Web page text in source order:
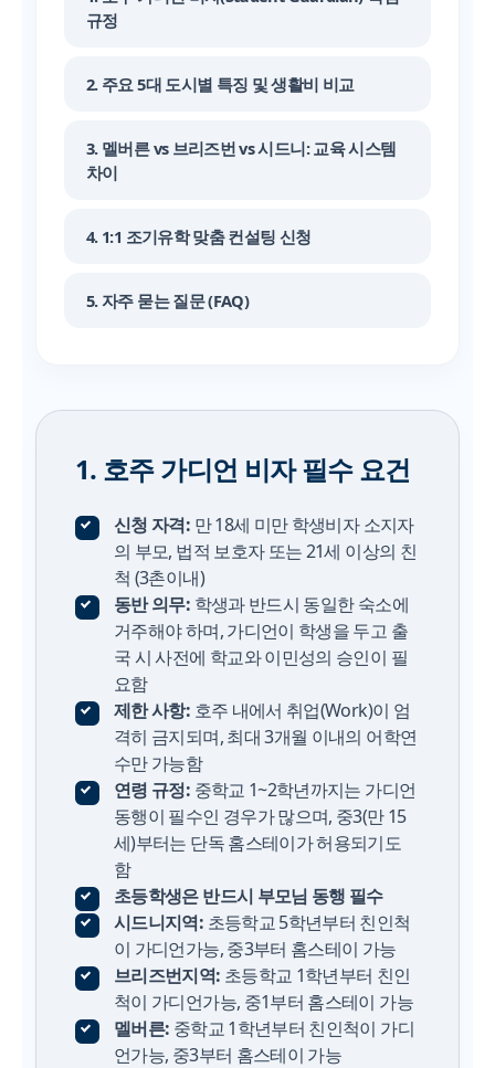
규정
2. 주요 5대 도시별 특징 및 생활비 비교
3. 멜버른 vs 브리즈번 vs 시드니: 교육 시스템
차이
4. 1:1 조기유학 맞춤 컨설팅 신청
5. 자주 묻는 질문 (FAQ)
1. 호주 가디언 비자 필수 요건
신청 자격: 만 18세 미만 학생비자 소지자
의 부모, 법적 보호자 또는 21세 이상의 친
척 (3촌이내)
동반 의무: 학생과 반드시 동일한 숙소에
거주해야 하며, 가디언이 학생을 두고 출
국 시 사전에 학교와 이민성의 승인이 필
요함
제한 사항: 호주 내에서 취업(Work)이 엄
격히 금지되며, 최대 3개월 이내의 어학연
수만 가능함
연령 규정: 중학교 1~2학년까지는 가디언
동행이 필수인 경우가 많으며, 중3(만 15
세)부터는 단독 홈스테이가 허용되기도
함
초등학생은 반드시 부모님 동행 필수
시드니지역: 초등학교 5학년부터 친인척
이 가디언가능, 중3부터 홈스테이 가능
브리즈번지역: 초등학교 1학년부터 친인
척이 가디언가능, 중1부터 홈스테이 가능
멜버른: 중학교 1학년부터 친인척이 가디
언가능, 중3부터 홈스테이 가능